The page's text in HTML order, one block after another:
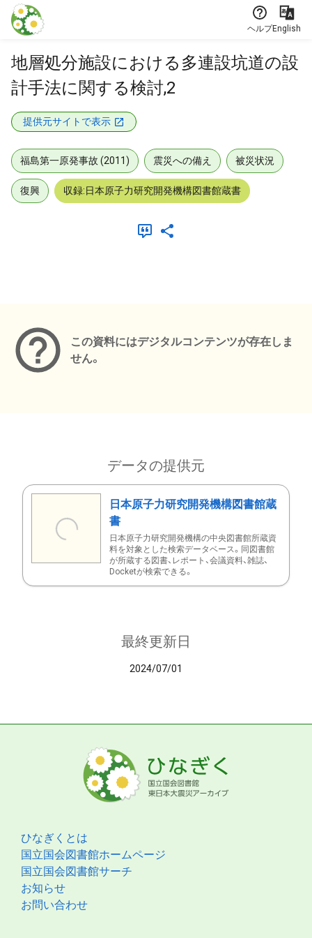
本文に飛ぶ
ヘルプEnglish
地層処分施設における多連設坑道の設
計手法に関する検討,2
提供元サイトで表示
福島第一原発事故 (2011) 震災への備え 被災状況
復興 収録:日本原子力研究開発機構図書館蔵書
この資料にはデジタルコンテンツが存在しま
せん。
データの提供元
日本原子力研究開発機構図書館蔵
書
日本原子力研究開発機構の中央図書館所蔵資
料を対象とした検索データベース。同図書館
が所蔵する図書、レポート、会議資料、雑誌、
Docketが検索できる。
最終更新日
2024/07/01
ひなぎくとは
国立国会図書館ホームページ
国立国会図書館サーチ
お知らせ
お問い合わせ